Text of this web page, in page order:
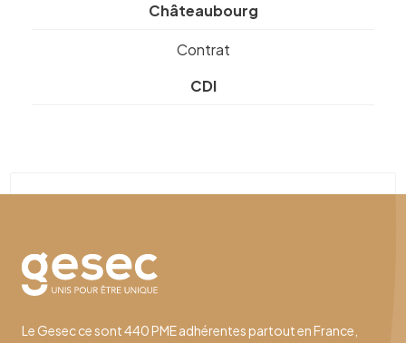
Châteaubourg
Contrat
CDI
Le Gesec ce sont 440 PME adhérentes partout en France,